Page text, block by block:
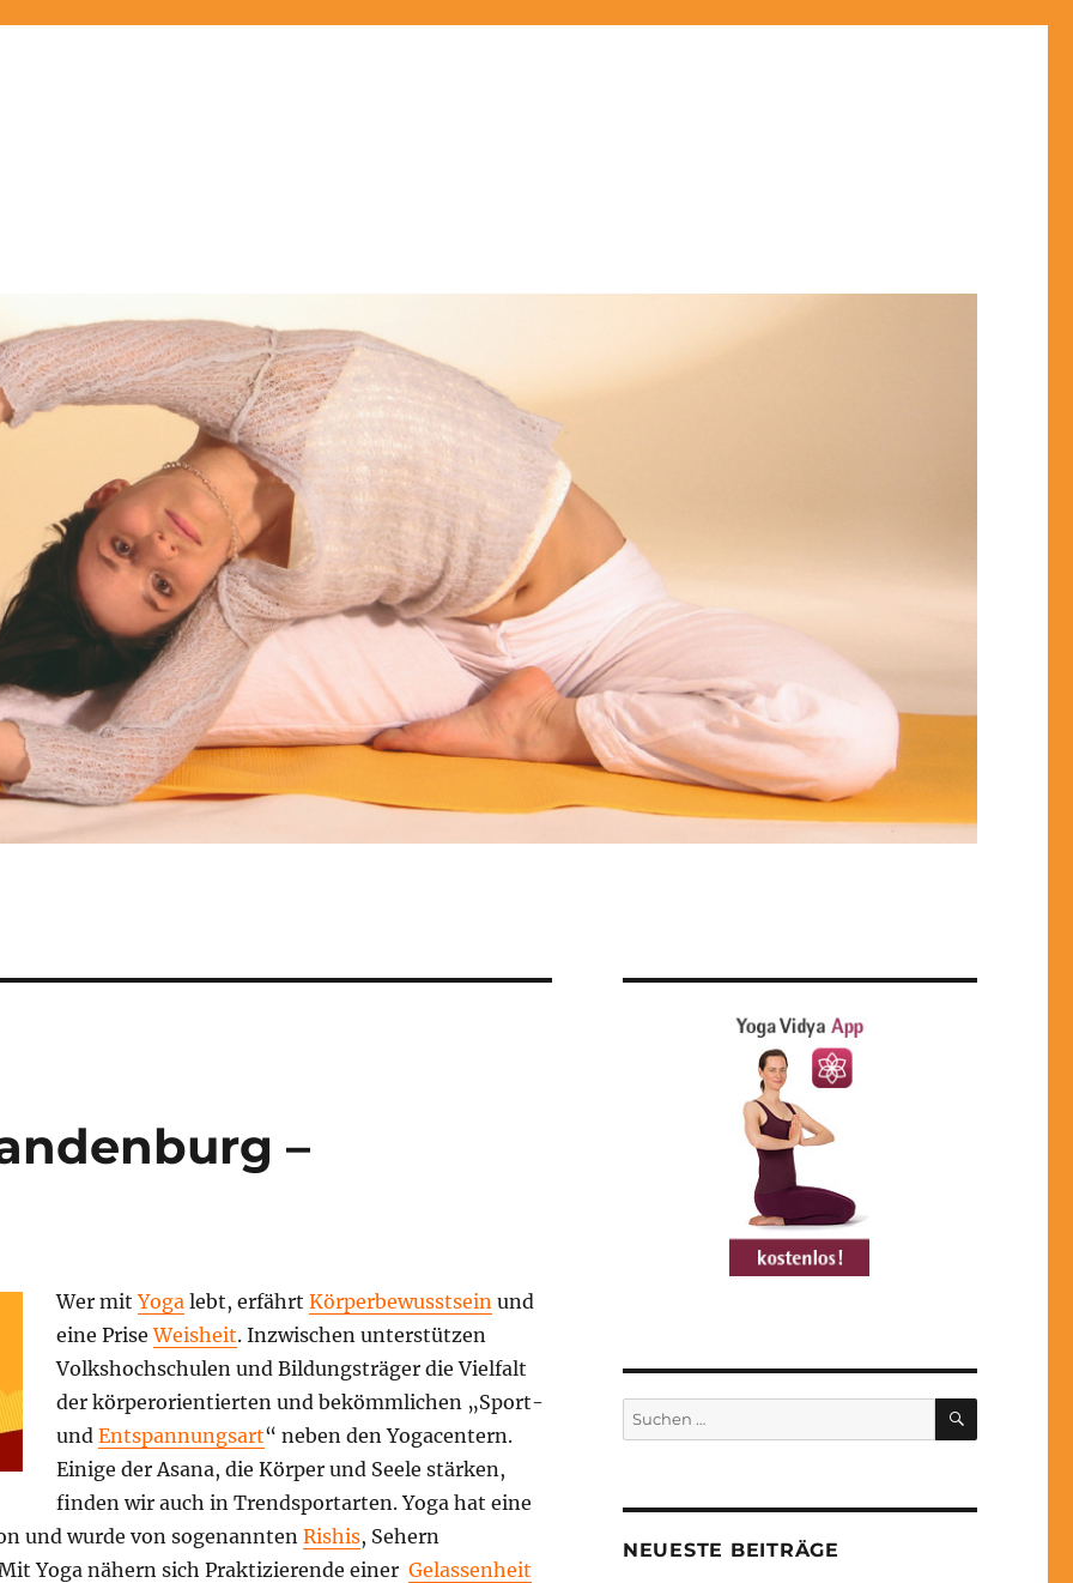
–
Wer mitYoga lebt, erfährt Körperbewusstsein und
eine PriseWeisheit. Inzwischen unterstützen
Volkshochschulen und Bildungsträger die Vielfalt
der körperorientierten und bekömmlichen „Sport-
und Entspannungsart“ neben den Yogacentern.
Einige der Asana, die Körper und Seele stärken,
finden wir auch in Trendsportarten. Yoga hat eine
und wurde von sogenannten Rishis, Sehern
Yoga nähern sich Praktizierende einer Gelassenheit
Suchen
nach:
SUCHEN
NEUESTE BEITRÄGE